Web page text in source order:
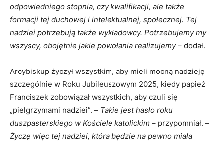
odpowiedniego stopnia, czy kwalifikacji, ale także
formacji tej duchowej i intelektualnej, społecznej. Tej
nadziei potrzebują także wykładowcy. Potrzebujemy my
wszyscy, obojętnie jakie powołania realizujemy– dodał.
Arcybiskup życzył wszystkim, aby mieli mocną nadzieję
szczególnie w Roku Jubileuszowym 2025, kiedy papież
Franciszek zobowiązał wszystkich, aby czuli się
„pielgrzymami nadziei”. – Takie jest hasło roku
duszpasterskiego w Kościele katolickim – przypomniał. –
Życzę więc tej nadziei, która będzie na pewno miała